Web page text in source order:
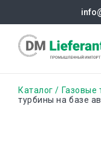
Строка
Каталог Газовые
турбины на базе